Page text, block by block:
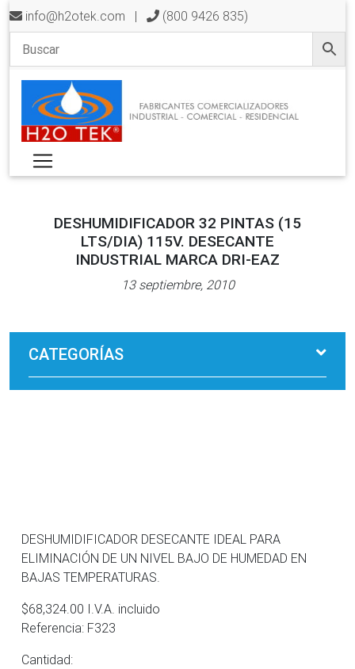
info@h2otek.com | (800 9426 835)
DESHUMIDIFICADOR 32 PINTAS (15
LTS/DIA) 115V. DESECANTE
INDUSTRIAL MARCA DRI-EAZ
13 septiembre, 2010
CATEGORÍAS
DESHUMIDIFICADOR DESECANTE IDEAL PARA
ELIMINACIÓN DE UN NIVEL BAJO DE HUMEDAD EN
BAJAS TEMPERATURAS.
$68,324.00 I.V.A. incluido
Referencia: F323
Cantidad: